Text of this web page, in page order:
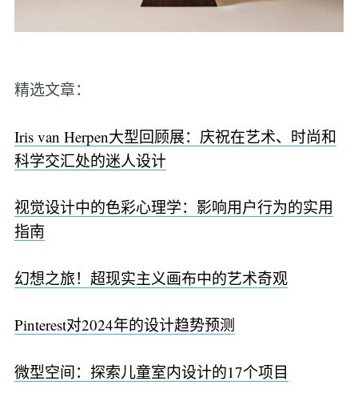
精选文章：
Iris van Herpen大型回顾展：庆祝在艺术、时尚和
科学交汇处的迷人设计
视觉设计中的色彩心理学：影响用户行为的实用
指南
幻想之旅！超现实主义画布中的艺术奇观
Pinterest对2024年的设计趋势预测
微型空间：探索儿童室内设计的17个项目